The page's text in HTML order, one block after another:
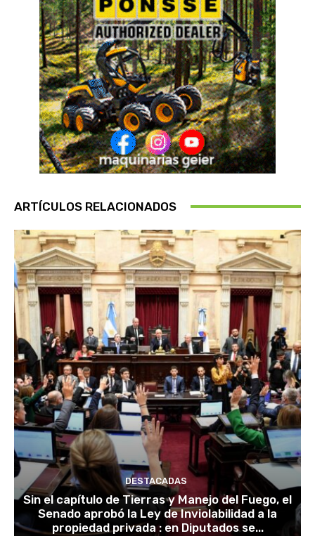
ARTÍCULOS RELACIONADOS
DESTACADAS
Sin el capítulo de Tierras y Manejo del Fuego, el
Senado aprobó la Ley de Inviolabilidad a la
propiedad privada : en Diputados se...